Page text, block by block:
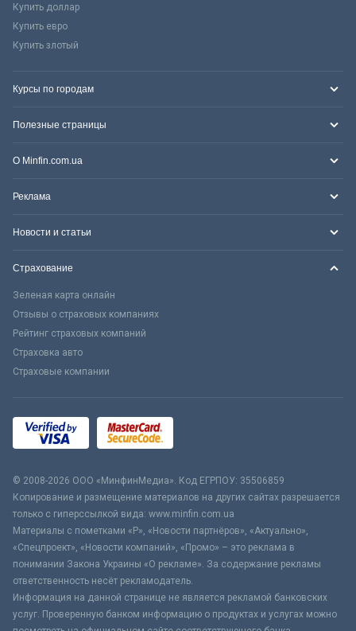
Купить доллар
Купить евро
Купить злотый
Курсы по городам
Полезные страницы
О Minfin.com.ua
Реклама
Новости и статьи
Страхование
Зеленая карта онлайн
Отзывы о страховых компаниях
Рейтинг страховых компаний
Страховка авто
Страховые компании
© 2008-2026 ООО «МинфинМедиа». Код ЕГРПОУ: 35506859
Копирование и размещение материалов на других сайтах разрешается
только с гиперссылкой вида: www.minfin.com.ua
Материалы с пометками «Р», «Новости партнёров», «Актуально»,
«Спецпроект», «Новости компаний», «Промо» – это реклама в
понимании Закона Украины «О рекламе». За содержание рекламы
ответственность несёт рекламодатель.
Информация на данной странице не является рекламой банковских
услуг. Проверенную банком информацию о продуктах и услугах можно